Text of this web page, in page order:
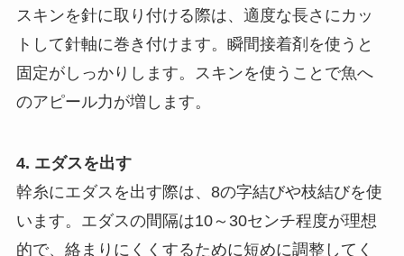
スキンを針に取り付ける際は、適度な長さにカッ
トして針軸に巻き付けます。瞬間接着剤を使うと
固定がしっかりします。スキンを使うことで魚へ
のアピール力が増します。
4. エダスを出す
幹糸にエダスを出す際は、8の字結びや枝結びを使
います。エダスの間隔は10～30センチ程度が理想
的で、絡まりにくくするために短めに調整してく